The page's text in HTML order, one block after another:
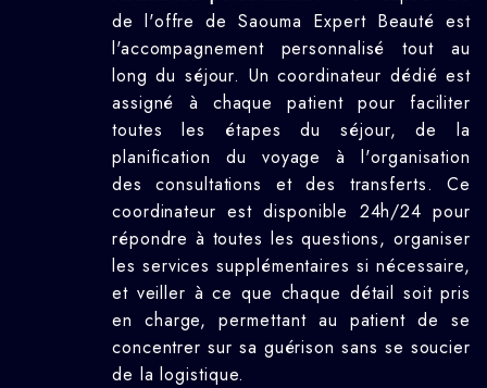
de l'offre de Saouma Expert Beauté est
l'accompagnement personnalisé tout au
long du séjour. Un coordinateur dédié est
assigné à chaque patient pour faciliter
toutes les étapes du séjour, de la
planification du voyage à l'organisation
des consultations et des transferts. Ce
coordinateur est disponible 24h/24 pour
répondre à toutes les questions, organiser
les services supplémentaires si nécessaire,
et veiller à ce que chaque détail soit pris
en charge, permettant au patient de se
concentrer sur sa guérison sans se soucier
de la logistique.